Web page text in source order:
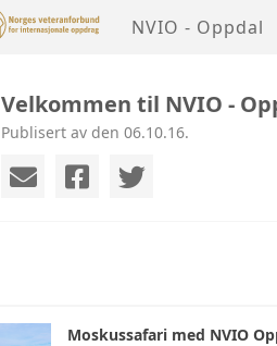
NVIO - Oppdal
Velkommen til NVIO -
Publisert av den 06.10.16.
Moskussafari med NVIO